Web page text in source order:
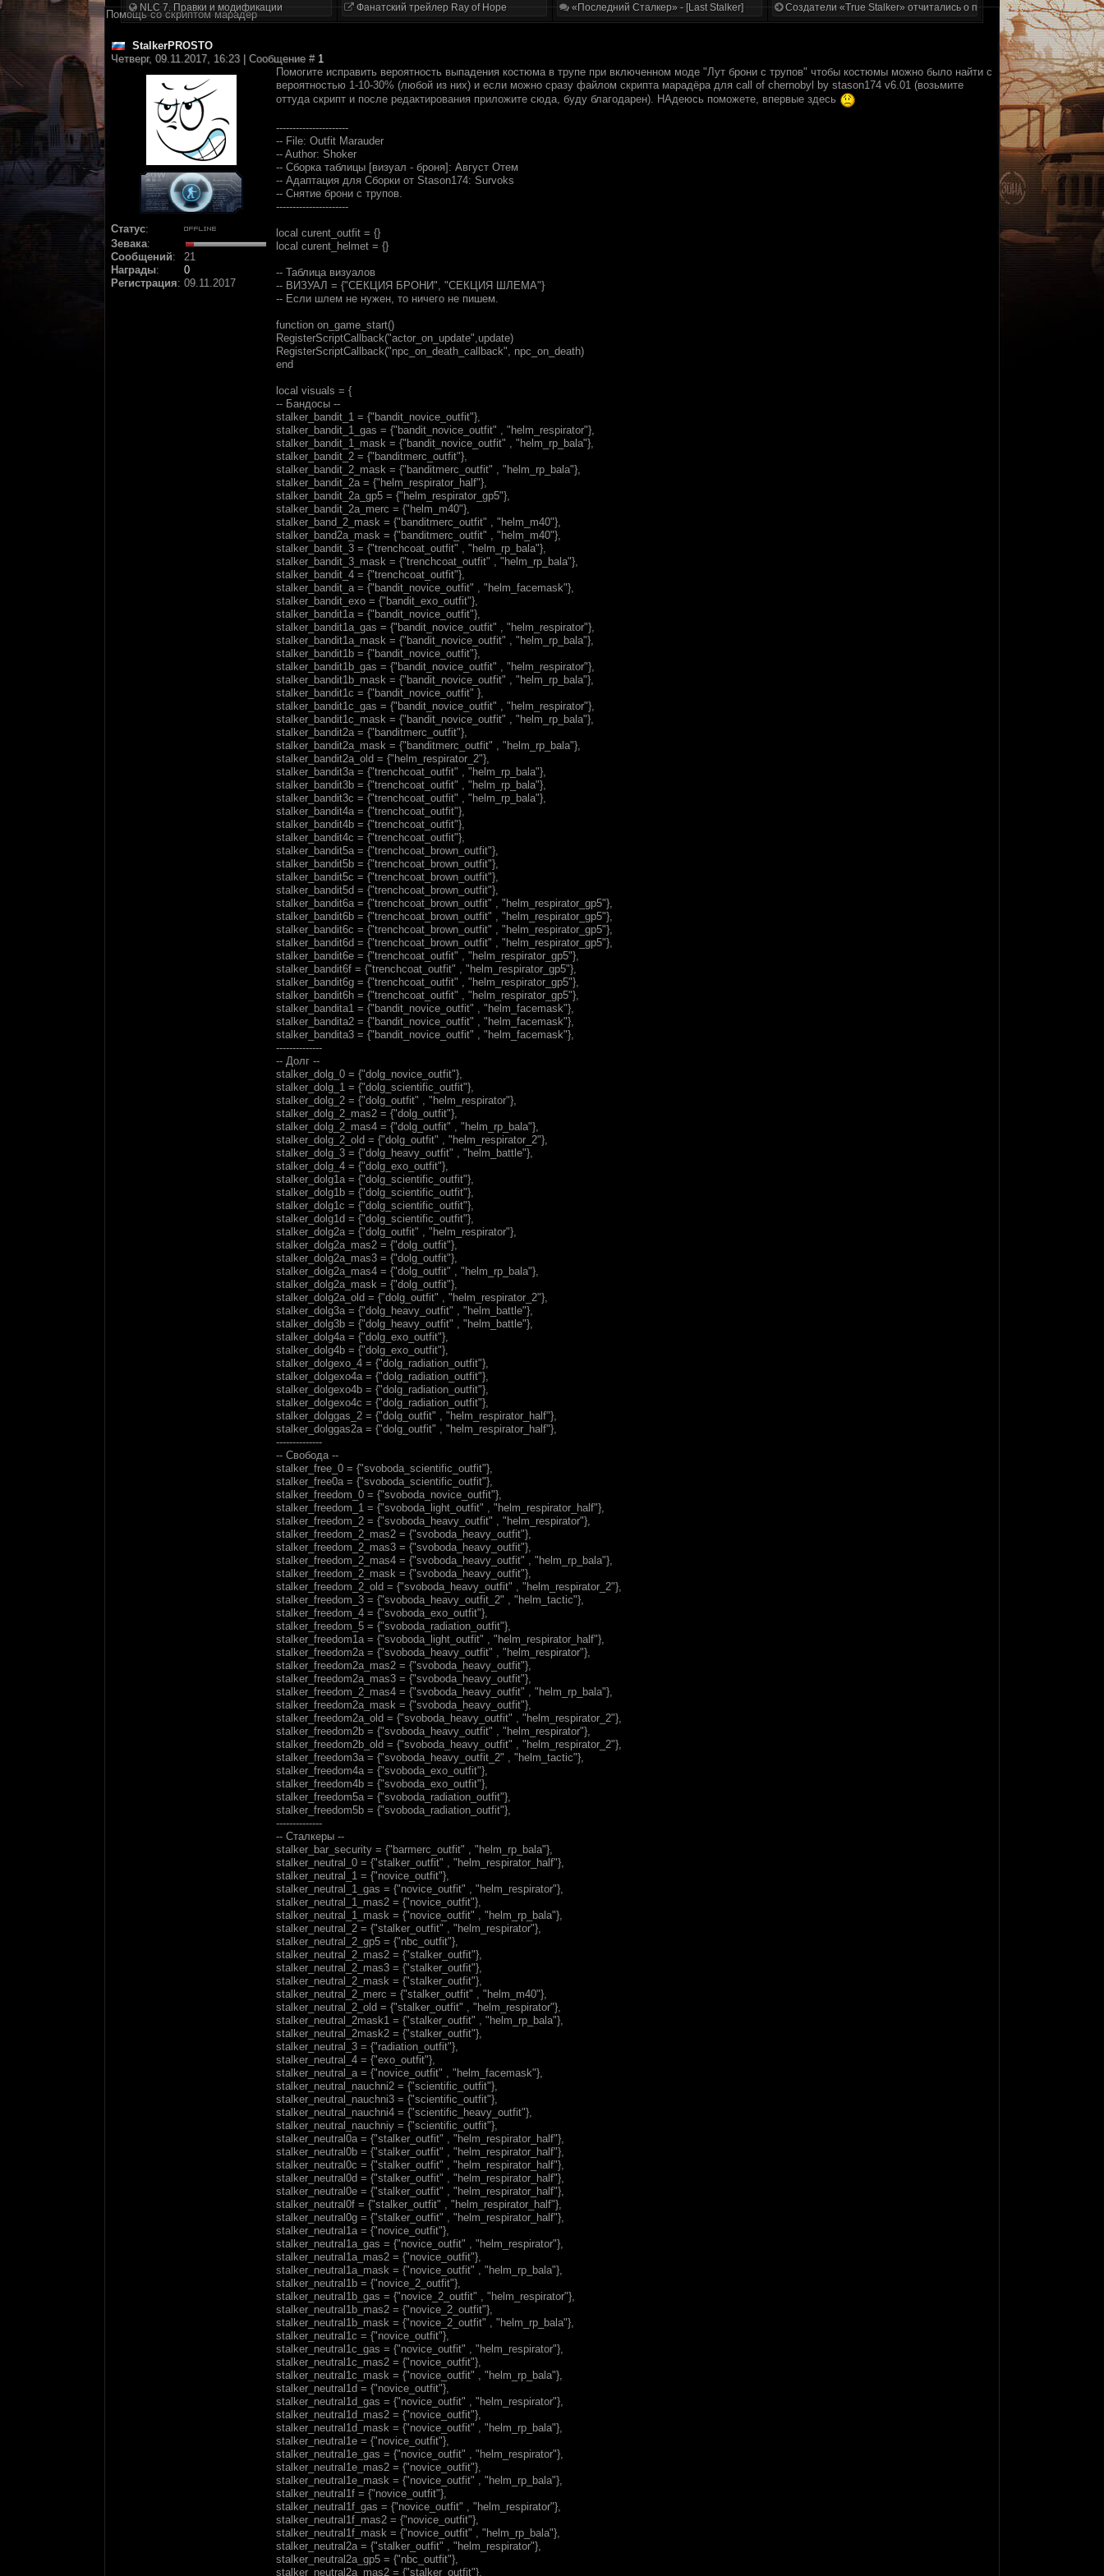
NLC 7. Правки и модификации
Фанатский трейлер Ray of Hope
«Последний Сталкер» - [Last Stalker]
Создатели «True Stalker» отчитались о проделанной работе
Помощь со скриптом марадёр
StalkerPROSTO
Четверг, 09.11.2017, 16:23 | Сообщение # 1
Статус:
Зевака:
Сообщений:
21
Награды:
0
Регистрация: 09.11.2017
Помогите исправить вероятность выпадения костюма в трупе при включенном моде "Лут брони с трупов" чтобы костюмы можно было найти с
вероятностью 1-10-30% (любой из них) и если можно сразу файлом скрипта марадёра для call of chernobyl by stason174 v6.01 (возьмите
оттуда скрипт и после редактирования приложите сюда, буду благодарен). НАдеюсь поможете, впервые здесь
----------------------
-- File: Outfit Marauder
-- Author: Shoker
-- Сборка таблицы [визуал - броня]: Август Отем
-- Адаптация для Сборки от Stason174: Survoks
-- Снятие брони с трупов.
----------------------
local curent_outfit = {}
local curent_helmet = {}
-- Таблица визуалов
-- ВИЗУАЛ = {"СЕКЦИЯ БРОНИ", "СЕКЦИЯ ШЛЕМА"}
-- Если шлем не нужен, то ничего не пишем.
function on_game_start()
RegisterScriptCallback("actor_on_update",update)
RegisterScriptCallback("npc_on_death_callback", npc_on_death)
end
local visuals = {
-- Бандосы --
stalker_bandit_1 = {"bandit_novice_outfit"},
stalker_bandit_1_gas = {"bandit_novice_outfit" , "helm_respirator"},
stalker_bandit_1_mask = {"bandit_novice_outfit" , "helm_rp_bala"},
stalker_bandit_2 = {"banditmerc_outfit"},
stalker_bandit_2_mask = {"banditmerc_outfit" , "helm_rp_bala"},
stalker_bandit_2a = {"helm_respirator_half"},
stalker_bandit_2a_gp5 = {"helm_respirator_gp5"},
stalker_bandit_2a_merc = {"helm_m40"},
stalker_band_2_mask = {"banditmerc_outfit" , "helm_m40"},
stalker_band2a_mask = {"banditmerc_outfit" , "helm_m40"},
stalker_bandit_3 = {"trenchcoat_outfit" , "helm_rp_bala"},
stalker_bandit_3_mask = {"trenchcoat_outfit" , "helm_rp_bala"},
stalker_bandit_4 = {"trenchcoat_outfit"},
stalker_bandit_a = {"bandit_novice_outfit" , "helm_facemask"},
stalker_bandit_exo = {"bandit_exo_outfit"},
stalker_bandit1a = {"bandit_novice_outfit"},
stalker_bandit1a_gas = {"bandit_novice_outfit" , "helm_respirator"},
stalker_bandit1a_mask = {"bandit_novice_outfit" , "helm_rp_bala"},
stalker_bandit1b = {"bandit_novice_outfit"},
stalker_bandit1b_gas = {"bandit_novice_outfit" , "helm_respirator"},
stalker_bandit1b_mask = {"bandit_novice_outfit" , "helm_rp_bala"},
stalker_bandit1c = {"bandit_novice_outfit" },
stalker_bandit1c_gas = {"bandit_novice_outfit" , "helm_respirator"},
stalker_bandit1c_mask = {"bandit_novice_outfit" , "helm_rp_bala"},
stalker_bandit2a = {"banditmerc_outfit"},
stalker_bandit2a_mask = {"banditmerc_outfit" , "helm_rp_bala"},
stalker_bandit2a_old = {"helm_respirator_2"},
stalker_bandit3a = {"trenchcoat_outfit" , "helm_rp_bala"},
stalker_bandit3b = {"trenchcoat_outfit" , "helm_rp_bala"},
stalker_bandit3c = {"trenchcoat_outfit" , "helm_rp_bala"},
stalker_bandit4a = {"trenchcoat_outfit"},
stalker_bandit4b = {"trenchcoat_outfit"},
stalker_bandit4c = {"trenchcoat_outfit"},
stalker_bandit5a = {"trenchcoat_brown_outfit"},
stalker_bandit5b = {"trenchcoat_brown_outfit"},
stalker_bandit5c = {"trenchcoat_brown_outfit"},
stalker_bandit5d = {"trenchcoat_brown_outfit"},
stalker_bandit6a = {"trenchcoat_brown_outfit" , "helm_respirator_gp5"},
stalker_bandit6b = {"trenchcoat_brown_outfit" , "helm_respirator_gp5"},
stalker_bandit6c = {"trenchcoat_brown_outfit" , "helm_respirator_gp5"},
stalker_bandit6d = {"trenchcoat_brown_outfit" , "helm_respirator_gp5"},
stalker_bandit6e = {"trenchcoat_outfit" , "helm_respirator_gp5"},
stalker_bandit6f = {"trenchcoat_outfit" , "helm_respirator_gp5"},
stalker_bandit6g = {"trenchcoat_outfit" , "helm_respirator_gp5"},
stalker_bandit6h = {"trenchcoat_outfit" , "helm_respirator_gp5"},
stalker_bandita1 = {"bandit_novice_outfit" , "helm_facemask"},
stalker_bandita2 = {"bandit_novice_outfit" , "helm_facemask"},
stalker_bandita3 = {"bandit_novice_outfit" , "helm_facemask"},
--------------
-- Долг --
stalker_dolg_0 = {"dolg_novice_outfit"},
stalker_dolg_1 = {"dolg_scientific_outfit"},
stalker_dolg_2 = {"dolg_outfit" , "helm_respirator"},
stalker_dolg_2_mas2 = {"dolg_outfit"},
stalker_dolg_2_mas4 = {"dolg_outfit" , "helm_rp_bala"},
stalker_dolg_2_old = {"dolg_outfit" , "helm_respirator_2"},
stalker_dolg_3 = {"dolg_heavy_outfit" , "helm_battle"},
stalker_dolg_4 = {"dolg_exo_outfit"},
stalker_dolg1a = {"dolg_scientific_outfit"},
stalker_dolg1b = {"dolg_scientific_outfit"},
stalker_dolg1c = {"dolg_scientific_outfit"},
stalker_dolg1d = {"dolg_scientific_outfit"},
stalker_dolg2a = {"dolg_outfit" , "helm_respirator"},
stalker_dolg2a_mas2 = {"dolg_outfit"},
stalker_dolg2a_mas3 = {"dolg_outfit"},
stalker_dolg2a_mas4 = {"dolg_outfit" , "helm_rp_bala"},
stalker_dolg2a_mask = {"dolg_outfit"},
stalker_dolg2a_old = {"dolg_outfit" , "helm_respirator_2"},
stalker_dolg3a = {"dolg_heavy_outfit" , "helm_battle"},
stalker_dolg3b = {"dolg_heavy_outfit" , "helm_battle"},
stalker_dolg4a = {"dolg_exo_outfit"},
stalker_dolg4b = {"dolg_exo_outfit"},
stalker_dolgexo_4 = {"dolg_radiation_outfit"},
stalker_dolgexo4a = {"dolg_radiation_outfit"},
stalker_dolgexo4b = {"dolg_radiation_outfit"},
stalker_dolgexo4c = {"dolg_radiation_outfit"},
stalker_dolggas_2 = {"dolg_outfit" , "helm_respirator_half"},
stalker_dolggas2a = {"dolg_outfit" , "helm_respirator_half"},
--------------
-- Свобода --
stalker_free_0 = {"svoboda_scientific_outfit"},
stalker_free0a = {"svoboda_scientific_outfit"},
stalker_freedom_0 = {"svoboda_novice_outfit"},
stalker_freedom_1 = {"svoboda_light_outfit" , "helm_respirator_half"},
stalker_freedom_2 = {"svoboda_heavy_outfit" , "helm_respirator"},
stalker_freedom_2_mas2 = {"svoboda_heavy_outfit"},
stalker_freedom_2_mas3 = {"svoboda_heavy_outfit"},
stalker_freedom_2_mas4 = {"svoboda_heavy_outfit" , "helm_rp_bala"},
stalker_freedom_2_mask = {"svoboda_heavy_outfit"},
stalker_freedom_2_old = {"svoboda_heavy_outfit" , "helm_respirator_2"},
stalker_freedom_3 = {"svoboda_heavy_outfit_2" , "helm_tactic"},
stalker_freedom_4 = {"svoboda_exo_outfit"},
stalker_freedom_5 = {"svoboda_radiation_outfit"},
stalker_freedom1a = {"svoboda_light_outfit" , "helm_respirator_half"},
stalker_freedom2a = {"svoboda_heavy_outfit" , "helm_respirator"},
stalker_freedom2a_mas2 = {"svoboda_heavy_outfit"},
stalker_freedom2a_mas3 = {"svoboda_heavy_outfit"},
stalker_freedom_2_mas4 = {"svoboda_heavy_outfit" , "helm_rp_bala"},
stalker_freedom2a_mask = {"svoboda_heavy_outfit"},
stalker_freedom2a_old = {"svoboda_heavy_outfit" , "helm_respirator_2"},
stalker_freedom2b = {"svoboda_heavy_outfit" , "helm_respirator"},
stalker_freedom2b_old = {"svoboda_heavy_outfit" , "helm_respirator_2"},
stalker_freedom3a = {"svoboda_heavy_outfit_2" , "helm_tactic"},
stalker_freedom4a = {"svoboda_exo_outfit"},
stalker_freedom4b = {"svoboda_exo_outfit"},
stalker_freedom5a = {"svoboda_radiation_outfit"},
stalker_freedom5b = {"svoboda_radiation_outfit"},
--------------
-- Сталкеры --
stalker_bar_security = {"barmerc_outfit" , "helm_rp_bala"},
stalker_neutral_0 = {"stalker_outfit" , "helm_respirator_half"},
stalker_neutral_1 = {"novice_outfit"},
stalker_neutral_1_gas = {"novice_outfit" , "helm_respirator"},
stalker_neutral_1_mas2 = {"novice_outfit"},
stalker_neutral_1_mask = {"novice_outfit" , "helm_rp_bala"},
stalker_neutral_2 = {"stalker_outfit" , "helm_respirator"},
stalker_neutral_2_gp5 = {"nbc_outfit"},
stalker_neutral_2_mas2 = {"stalker_outfit"},
stalker_neutral_2_mas3 = {"stalker_outfit"},
stalker_neutral_2_mask = {"stalker_outfit"},
stalker_neutral_2_merc = {"stalker_outfit" , "helm_m40"},
stalker_neutral_2_old = {"stalker_outfit" , "helm_respirator"},
stalker_neutral_2mask1 = {"stalker_outfit" , "helm_rp_bala"},
stalker_neutral_2mask2 = {"stalker_outfit"},
stalker_neutral_3 = {"radiation_outfit"},
stalker_neutral_4 = {"exo_outfit"},
stalker_neutral_a = {"novice_outfit" , "helm_facemask"},
stalker_neutral_nauchni2 = {"scientific_outfit"},
stalker_neutral_nauchni3 = {"scientific_outfit"},
stalker_neutral_nauchni4 = {"scientific_heavy_outfit"},
stalker_neutral_nauchniy = {"scientific_outfit"},
stalker_neutral0a = {"stalker_outfit" , "helm_respirator_half"},
stalker_neutral0b = {"stalker_outfit" , "helm_respirator_half"},
stalker_neutral0c = {"stalker_outfit" , "helm_respirator_half"},
stalker_neutral0d = {"stalker_outfit" , "helm_respirator_half"},
stalker_neutral0e = {"stalker_outfit" , "helm_respirator_half"},
stalker_neutral0f = {"stalker_outfit" , "helm_respirator_half"},
stalker_neutral0g = {"stalker_outfit" , "helm_respirator_half"},
stalker_neutral1a = {"novice_outfit"},
stalker_neutral1a_gas = {"novice_outfit" , "helm_respirator"},
stalker_neutral1a_mas2 = {"novice_outfit"},
stalker_neutral1a_mask = {"novice_outfit" , "helm_rp_bala"},
stalker_neutral1b = {"novice_2_outfit"},
stalker_neutral1b_gas = {"novice_2_outfit" , "helm_respirator"},
stalker_neutral1b_mas2 = {"novice_2_outfit"},
stalker_neutral1b_mask = {"novice_2_outfit" , "helm_rp_bala"},
stalker_neutral1c = {"novice_outfit"},
stalker_neutral1c_gas = {"novice_outfit" , "helm_respirator"},
stalker_neutral1c_mas2 = {"novice_outfit"},
stalker_neutral1c_mask = {"novice_outfit" , "helm_rp_bala"},
stalker_neutral1d = {"novice_outfit"},
stalker_neutral1d_gas = {"novice_outfit" , "helm_respirator"},
stalker_neutral1d_mas2 = {"novice_outfit"},
stalker_neutral1d_mask = {"novice_outfit" , "helm_rp_bala"},
stalker_neutral1e = {"novice_outfit"},
stalker_neutral1e_gas = {"novice_outfit" , "helm_respirator"},
stalker_neutral1e_mas2 = {"novice_outfit"},
stalker_neutral1e_mask = {"novice_outfit" , "helm_rp_bala"},
stalker_neutral1f = {"novice_outfit"},
stalker_neutral1f_gas = {"novice_outfit" , "helm_respirator"},
stalker_neutral1f_mas2 = {"novice_outfit"},
stalker_neutral1f_mask = {"novice_outfit" , "helm_rp_bala"},
stalker_neutral2a = {"stalker_outfit" , "helm_respirator"},
stalker_neutral2a_gp5 = {"nbc_outfit"},
stalker_neutral2a_mas2 = {"stalker_outfit"},